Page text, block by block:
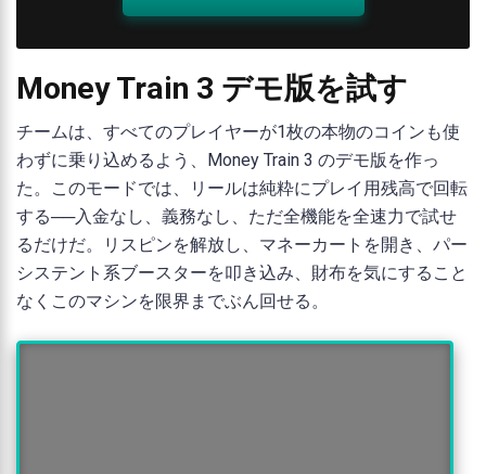
Money Train 3 デモ版を試す
チームは、すべてのプレイヤーが1枚の本物のコインも使
わずに乗り込めるよう、Money Train 3 のデモ版を作っ
た。このモードでは、リールは純粋にプレイ用残高で回転
する──入金なし、義務なし、ただ全機能を全速力で試せ
るだけだ。リスピンを解放し、マネーカートを開き、パー
システント系ブースターを叩き込み、財布を気にすること
なくこのマシンを限界までぶん回せる。